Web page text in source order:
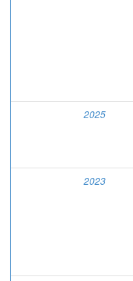
2025
2023